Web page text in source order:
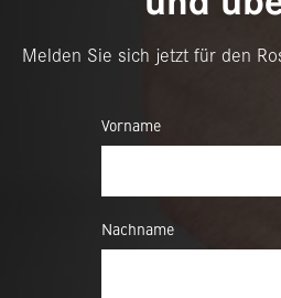
Melden Sie sich jetzt für den
Vorname
Nachname